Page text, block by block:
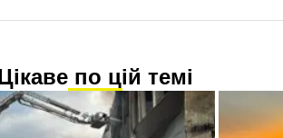
по цій темі